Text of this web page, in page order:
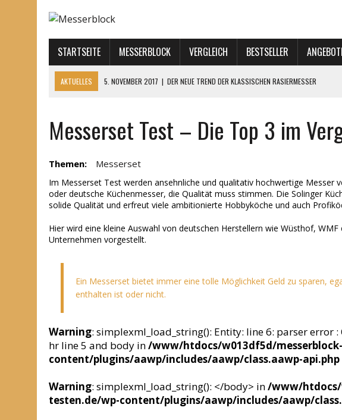
STARTSEITE MESSERBLOCK VERGLEICH BESTSELLER
AKTUELLES 5. NOVEMBER 2017 | DER NEUE TREND DER KLASSISCHEN RASIERMESSER
17. MÄRZ 2017
FISSLER MESSERBLOCK SIGNUM
17. MÄRZ 2017
ZWILLING PROFESSIONAL S – UMFANGREICHES MESSERSET
15. MÄRZ 2017
WÜSTHOF GRAND PRIX 2 – DER PERFEKTE MESSERBLOCK!
Messerset Test – Die Top 3 im
Themen: Messerset
Im Messerset Test werden ansehnliche und qualitativ hochwertige Messer
oder deutsche Küchenmesser, die Qualität muss stimmen. Die Solinger
solide Qualität und erfreut viele ambitionierte Hobbyköche und auch
Hier wird eine kleine Auswahl von deutschen Herstellern wie Wüsthof,
Unternehmen vorgestellt.
Ein Messerset bietet immer eine tolle Möglichkeit Geld zu sparen,
enthalten ist oder nicht.
Warning: simplexml_load_string(): Entity: line 6: parser error
hr line 5 and body in/www/htdocs/w013df5d/
content/plugins/aawp/includes/aawp/class.aawp-api.php
Warning: simplexml_load_string(): </body> in/www/htdocs/
testen.de/wp-content/plugins/aawp/includes/aawp/